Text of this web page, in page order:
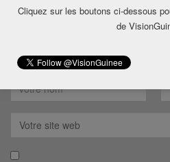
Cliquez sur les boutons ci-dessous
de